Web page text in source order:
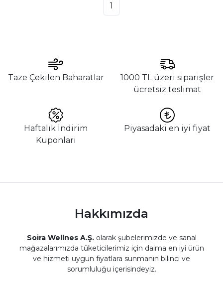
1
Taze Çekilen Baharatlar
1000 TL üzeri siparişler
ücretsiz teslimat
Haftalık İndirim
Kuponları
Piyasadaki en iyi fiyat
Hakkımızda
Soira Wellnes A.Ş.olarak şubelerimizde ve sanal
mağazalarımızda tüketicilerimiz için daima en iyi ürün
ve hizmeti uygun fiyatlara sunmanın bilinci ve
sorumluluğu içerisindeyiz.